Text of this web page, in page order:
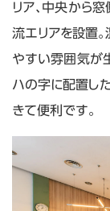
リア、中央から
流エリアを設置
やすい雰囲気が
ハの字に配置し
きて便利です。